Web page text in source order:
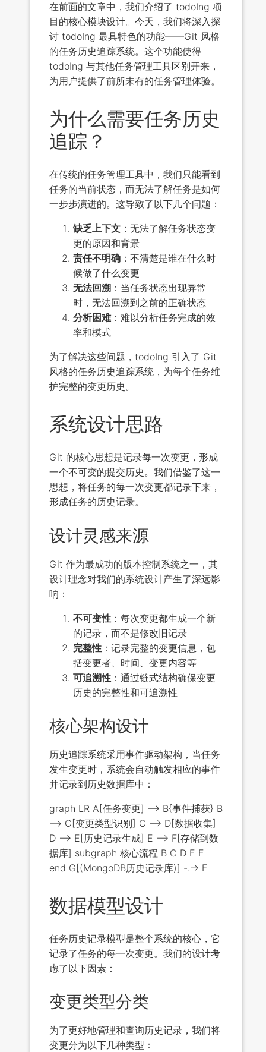
在前面的文章中，我们介绍了 todoIng 项
目的核心模块设计。今天，我们将深入探
讨 todoIng 最具特色的功能——Git 风格
的任务历史追踪系统。这个功能使得
todoIng 与其他任务管理工具区别开来，
为用户提供了前所未有的任务管理体验。
为什么需要任务历史
追踪？
在传统的任务管理工具中，我们只能看到
任务的当前状态，而无法了解任务是如何
一步步演进的。这导致了以下几个问题：
缺乏上下文 ：无法了解任务状态变
更的原因和背景
责任不明确 ：不清楚是谁在什么时
候做了什么变更
无法回溯 ：当任务状态出现异常
时，无法回溯到之前的正确状态
分析困难：难以分析任务完成的效
率和模式
为了解决这些问题，todoIng 引入了 Git
风格的任务历史追踪系统，为每个任务维
护完整的变更历史。
系统设计思路
Git 的核心思想是记录每一次变更，形成
一个不可变的提交历史。我们借鉴了这一
思想，将任务的每一次变更都记录下来，
形成任务的历史记录。
设计灵感来源
Git 作为最成功的版本控制系统之一，其
设计理念对我们的系统设计产生了深远影
响：
不可变性 ：每次变更都生成一个新
的记录，而不是修改旧记录
完整性 ：记录完整的变更信息，包
括变更者、时间、变更内容等
可追溯性 ：通过链式结构确保变更
历史的完整性和可追溯性
核心架构设计
历史追踪系统采用事件驱动架构，当任务
发生变更时，系统会自动触发相应的事件
并记录到历史数据库中：
graph LR A[任务变更] --> B{事件捕获} B
--> C[变更类型识别] C --> D[数据收集]
D --> E[历史记录生成] E --> F[存储到数
据库] subgraph 核心流程 B C D E F
end G[(MongoDB历史记录库)] -.-> F
数据模型设计
任务历史记录模型是整个系统的核心，它
记录了任务的每一次变更。我们的设计考
虑了以下因素：
变更类型分类
为了更好地管理和查询历史记录，我们将
变更分为以下几种类型：